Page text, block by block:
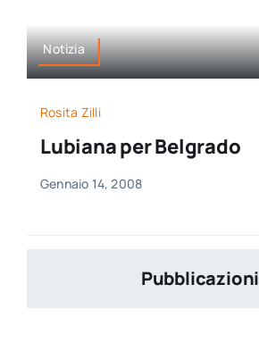
Notizia
Rosita Zilli
Lubiana per Belgrado
Gennaio 14, 2008
Pubblicazioni